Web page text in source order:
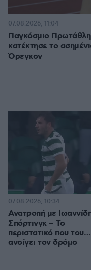
Παγκόσμιο
κατέκτησε το
Όρεγκον
07.08.2026, 11:04
Ανατροπή με
Σπόρτινγκ – Το
περιστατικό που του…
ανοίγει τον δρόμο
07.08.2026, 10:34